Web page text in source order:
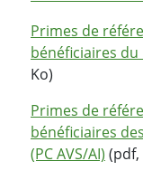
Primes de
bénéficiaires du
Ko)
Primes de
bénéficiaires
(PC AVS/AI) (pdf,